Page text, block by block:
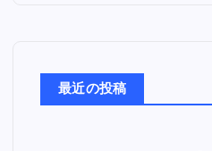
最近の投稿